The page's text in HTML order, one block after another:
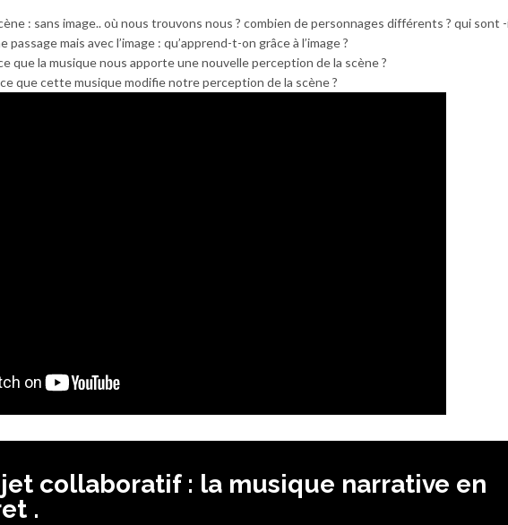
: sans image.. où nous trouvons nous ? combien de personnages différents ? qui sont -
passage mais avec l’image : qu’apprend-t-on grâce à l’image ?
que la musique nous apporte une nouvelle perception de la scène ?
que cette musique modifie notre perception de la scène ?
collaboratif : la musique narrative en
.